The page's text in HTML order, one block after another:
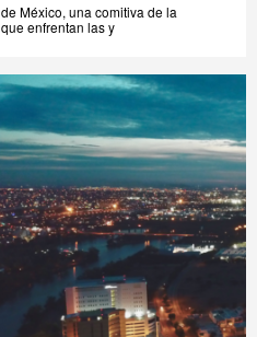
México, una comitiva de la
enfrentan las y